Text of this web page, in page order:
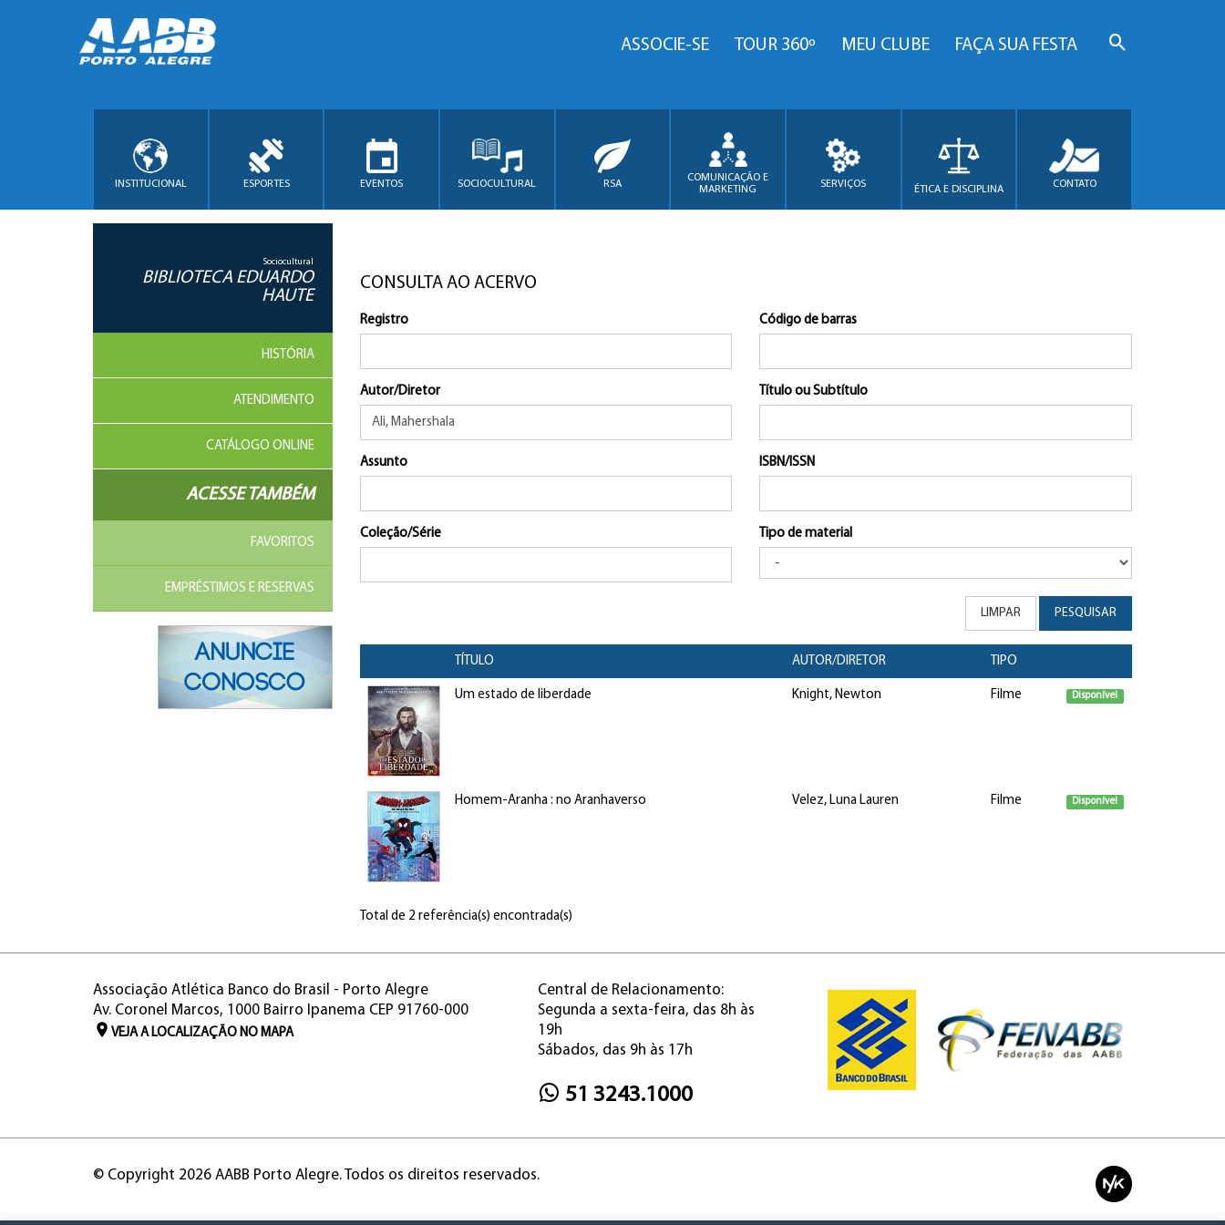
ASSOCIE-SE TOUR 360º MEU CLUBE FAÇA SUA FESTA
INSTITUCIONAL ESPORTES EVENTOS SOCIOCULTURAL RSA
COMUNICAÇÃO E
MARKETING
SERVIÇOS ÉTICA E DISCIPLINA CONTATO
Sociocultural
BIBLIOTECA EDUARDO
HAUTE
HISTÓRIA
ATENDIMENTO
CATÁLOGO ONLINE
ACESSE TAMBÉM
FAVORITOS
EMPRÉSTIMOS E RESERVAS
CONSULTA AO ACERVO
Registro Código de barras
Autor/Diretor Título ou Subtítulo
Assunto ISBN/ISSN
Coleção/Série Tipo de material
LIMPAR PESQUISAR
TÍTULO AUTOR/DIRETOR TIPO
Um estado de liberdade Knight, Newton Filme Disponível
Homem-Aranha : no Aranhaverso Velez, Luna Lauren Filme Disponível
Total de 2 referência(s) encontrada(s)
Associação Atlética Banco do Brasil - Porto Alegre
Av. Coronel Marcos, 1000 Bairro Ipanema CEP 91760-000
VEJA A LOCALIZAÇÃO NO MAPA
Central de Relacionamento:
Segunda a sexta-feira, das 8h às
19h
Sábados, das 9h às 17h
51 3243.1000
© Copyright 2026 AABB Porto Alegre. Todos os direitos reservados.